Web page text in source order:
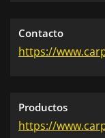
Contacto
https://
Productos
https://